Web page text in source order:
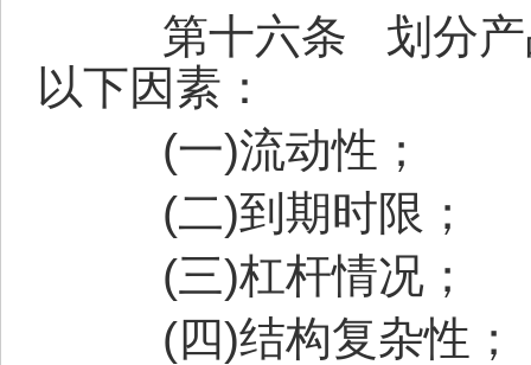
第十六条
划分
以下因素：
(一)流动性；
(二)到期时限；
(三)杠杆情况；
(四)结构复杂性；